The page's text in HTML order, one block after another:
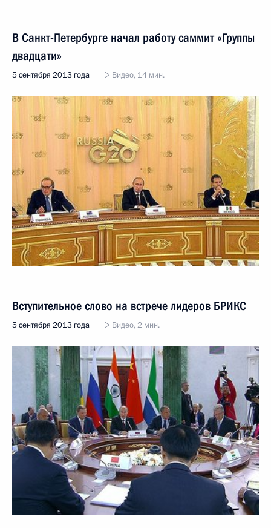
В Санкт-Петербурге начал работу саммит «Группы
двадцати»
5 сентября 2013 года Видео, 14 мин.
Вступительное слово на встрече лидеров БРИКС
5 сентября 2013 года Видео, 2 мин.